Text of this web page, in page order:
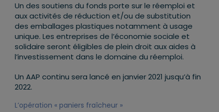
Un des soutiens du fonds porte sur le réemploi et
aux activités de réduction et/ou de substitution
des emballages plastiques notamment à usage
unique. Les entreprises de l’économie sociale et
solidaire seront éligibles de plein droit aux aides à
l’investissement dans le domaine du réemploi.
Un AAP continu sera lancé en janvier 2021 jusqu’à fin
2022.
L’opération « paniers fraîcheur »